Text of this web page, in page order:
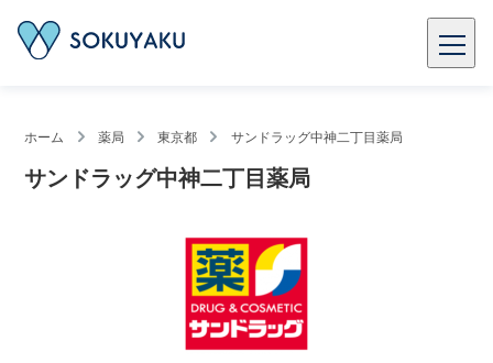
ホーム 薬局 東京都 サンドラッグ中神二丁目薬局
サンドラッグ中神二丁目薬局